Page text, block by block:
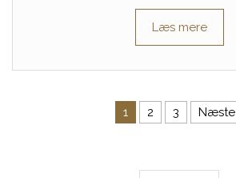
Læs mere
Indlægsinddeling
1 2 3 Næste